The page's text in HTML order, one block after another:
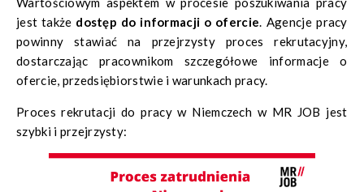
może być dodatkowym wsparciem, zwłaszcza dla osób bez
znajomości języka niemieckiego.
jest także dostęp do informacji o ofercie. Agencje pracy
powinny stawiać na przejrzysty proces rekrutacyjny,
dostarczając pracownikom szczegółowe informacje o
ofercie, przedsiębiorstwie i warunkach pracy.
Proces rekrutacji do pracy w Niemczech w MR JOB jest
szybki i przejrzysty: